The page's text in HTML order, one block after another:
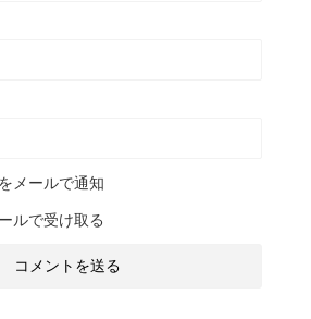
メールで通知
ルで受け取る